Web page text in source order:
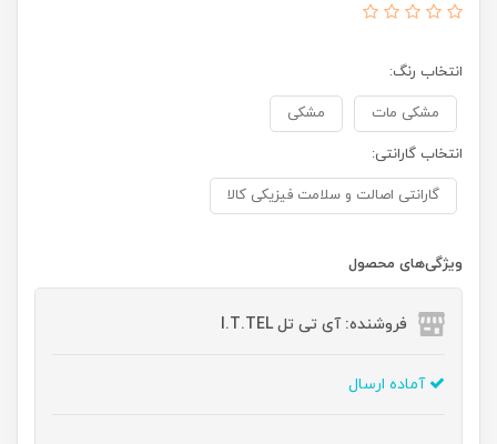
انتخاب رنگ:
مشکی مات مشکی
انتخاب گارانتی:
گارانتی اصالت و سلامت فیزیکی کالا
ویژگی‌های محصول
فروشنده: آی تی تل I.T.TEL
آماده ارسال